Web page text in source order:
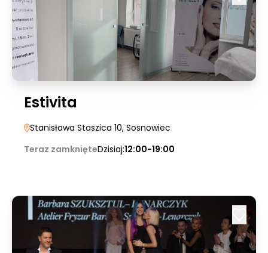
Estivita
Stanisława Staszica 10, Sosnowiec
Teraz zamknięteDzisiaj:12:00-19:00